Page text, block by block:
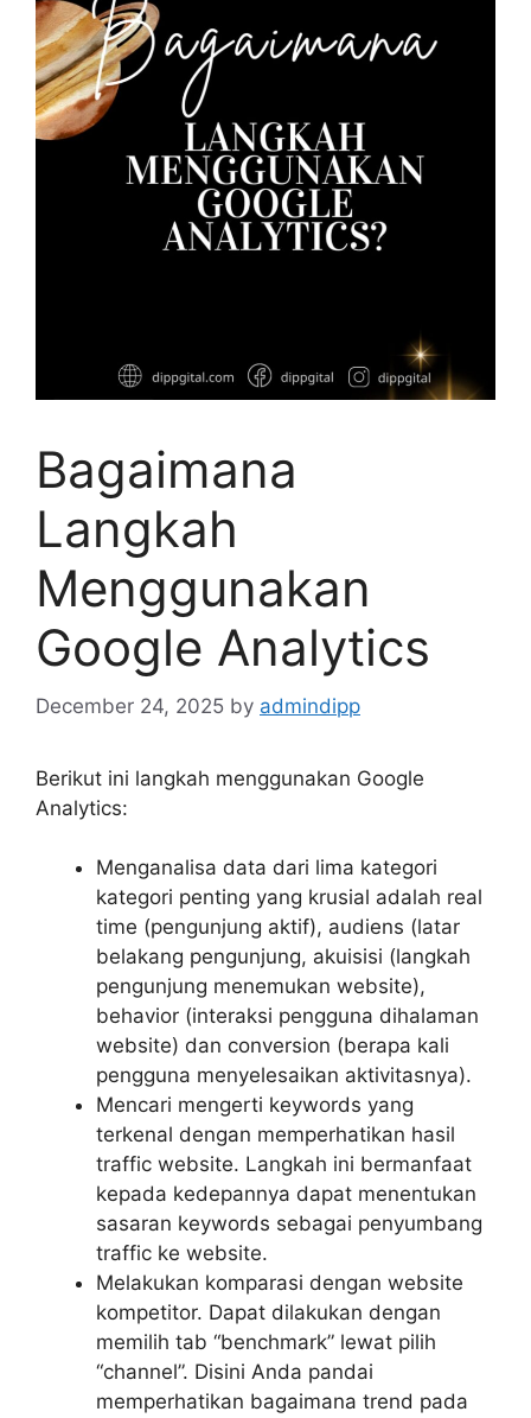
Bagaimana
Langkah
Menggunakan
Google Analytics
December 24, 2025 by admindipp
Berikut ini langkah menggunakan Google
Analytics:
Menganalisa data dari lima kategori
kategori penting yang krusial adalah real
time (pengunjung aktif), audiens (latar
belakang pengunjung, akuisisi (langkah
pengunjung menemukan website),
behavior (interaksi pengguna dihalaman
website) dan conversion (berapa kali
pengguna menyelesaikan aktivitasnya).
Mencari mengerti keywords yang
terkenal dengan memperhatikan hasil
traffic website. Langkah ini bermanfaat
kepada kedepannya dapat menentukan
sasaran keywords sebagai penyumbang
traffic ke website.
Melakukan komparasi dengan website
kompetitor. Dapat dilakukan dengan
memilih tab “benchmark” lewat pilih
“channel”. Disini Anda pandai
memperhatikan bagaimana trend pada